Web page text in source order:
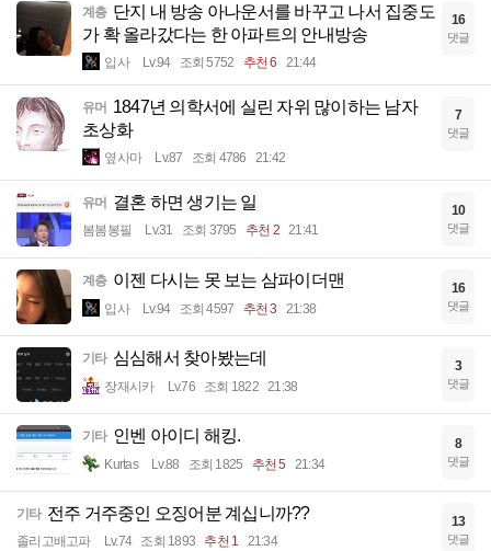
계층 단지 내 방송 아나운서를 바꾸고 나서 집중도
가 확 올라갔다는 한 아파트의 안내방송
입사 Lv.94 조회 5752 추천 6 21:44
16
댓글
유머 1847년 의학서에 실린 자위 많이하는 남자
초상화
옆사마 Lv.87 조회 4786 21:42
7
댓글
유머 결혼 하면 생기는 일
봄봄봉필 Lv.31 조회 3795 추천 2 21:41
10
댓글
계층 이젠 다시는 못 보는 삼파이더맨
입사 Lv.94 조회 4597 추천 3 21:38
16
댓글
기타 심심해서 찾아봤는데
장재시카 Lv.76 조회 1822 21:38
3
댓글
기타 인벤 아이디 해킹.
Kurtas Lv.88 조회 1825 추천 5 21:34
8
댓글
기타 전주 거주중인 오징어분 계십니까??
졸리고배고파 Lv.74 조회 1893 추천 1 21:34
13
댓글